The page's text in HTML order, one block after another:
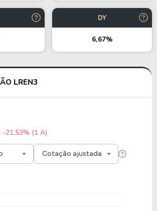
DY
6,67%
LREN3
-21,53% (1 A)
Cotação ajustada